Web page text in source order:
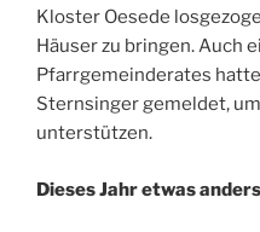
Kloster Oesede
Häuser zu bringen. Auch
Pfarrgemeinderates
Sternsinger gemeldet,
unterstützen.
Dieses Jahr etwas